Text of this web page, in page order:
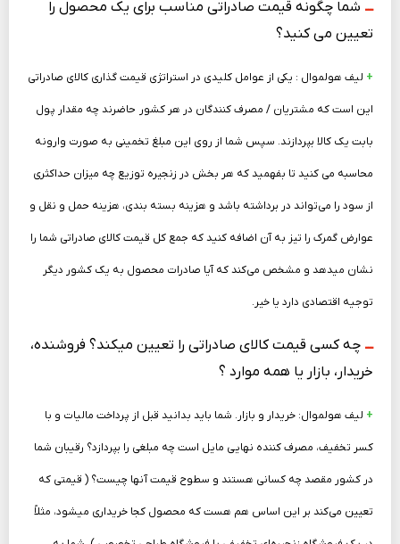
ـــ شما چگونه قیمت صادراتی مناسب برای یک محصول را
تعیین می­ کنید؟
+ لیف هولموال : یکی از عوامل کلیدی در استراتژی قیمت گذاری کالای صادراتی
این است که مشتریان / مصرف­ کنندگان در هر کشور حاضرند چه مقدار پول
بابت یک کالا بپردازند. سپس شما از روی این مبلغ تخمینی به صورت وارونه
محاسبه می ­کنید تا بفهمید که هر بخش در زنجیره توزیع چه میزان حداکثری
از سود را می‌تواند در برداشته باشد و هزینه بسته­ بندی، هزینه حمل و نقل و
عوارض گمرک را تیز به آن اضافه کنید که جمع کل قیمت کالای صادراتی شما را
نشان می­دهد و مشخص می‌کند که آیا صادرات محصول به یک کشور دیگر
توجیه اقتصادی دارد یا خیر.
ـــ چه کسی قیمت کالای صادراتی را تعیین می­کند؟ فروشنده،
خریدار، بازار یا همه موارد ؟
+ لیف هولموال: خریدار و بازار. شما باید بدانید قبل از پرداخت مالیات و با
کسر تخفیف، مصرف‌ کننده نهایی مایل است چه مبلغی را بپردازد؟ رقیبان شما
در کشور مقصد چه کسانی هستند و سطوح قیمت آنها چیست؟ ( قیمتی که
تعیین می‌کند بر این اساس هم هست که محصول کجا خریداری می­شود، مثلاً